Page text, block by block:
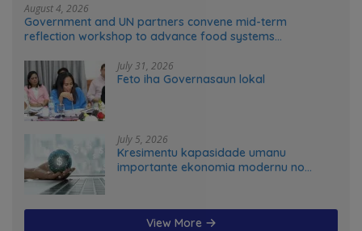
August 4, 2026
Government and UN partners convene mid-term
reflection workshop to advance food systems
July 31, 2026
Feto iha Governasaun lokal
July 5, 2026
Kresimentu kapasidade umanu
importante ekonomia modernu no
View More